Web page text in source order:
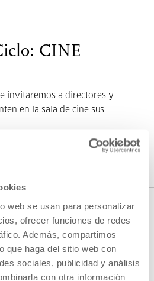
web se usan para personalizar
ofrecer funciones de redes
Además, compartimos
que haga del sitio web con
sociales, publicidad y análisis
con otra información
CINE
invitaremos a directores y
en la sala de cine sus